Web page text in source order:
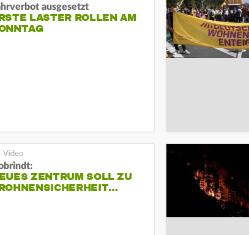
ausgesetzt
LASTER ROLLEN AM
ZENTRUM SOLL ZU